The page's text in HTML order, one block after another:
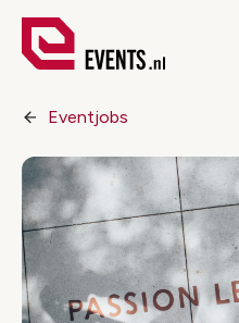
Eventjobs